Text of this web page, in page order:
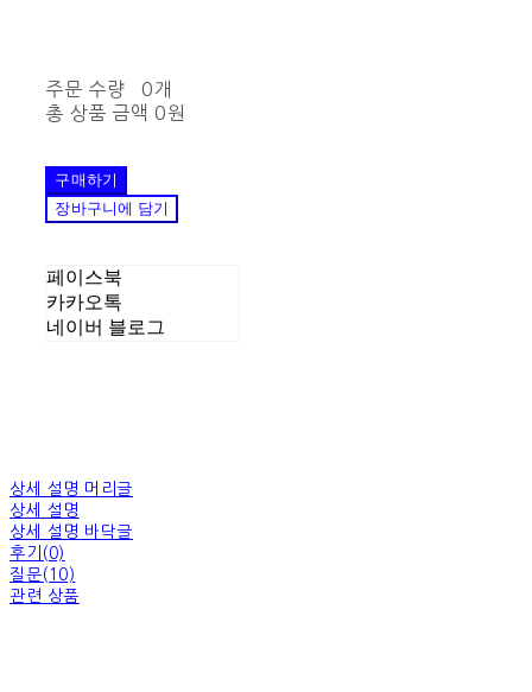
주문 수량
0개
총 상품 금액 0원
구매하기
장바구니에 담기
페이스북
카카오톡
네이버 블로그
상세 설명 머리글
상세 설명
상세 설명 바닥글
후기(0)
질문(10)
관련 상품